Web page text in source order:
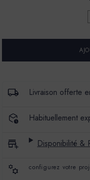
Livraison offerte
Habituellement
Disponibilité &
configurez votre